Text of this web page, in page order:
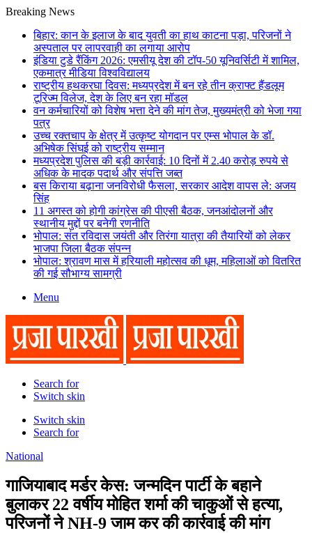
Breaking News
बिहार: कान के इलाज के बाद युवती का हाथ काटना पड़ा, परिजनों ने
अस्पताल पर लापरवाही का लगाया आरोप
इंडिया टुडे रैंकिंग 2026: एमसीयू देश की टॉप-50 यूनिवर्सिटी में शामिल,
एकमात्र मीडिया विश्वविद्यालय
राष्ट्रीय हथकरघा दिवस: मध्यप्रदेश में बन रहे तीन क्राफ्ट हैंडलूम
टूरिज्म विलेज, देश के लिए बन रहा मॉडल
वन कर्मचारियों को विशेष भत्ता देने की मांग तेज, मुख्यमंत्री को भेजा गया
पत्र
उच्च रक्तचाप के क्षेत्र में उत्कृष्ट योगदान पर एम्स भोपाल के डॉ.
अभिषेक सिंघई को राष्ट्रीय सम्मान
मध्यप्रदेश पुलिस की बड़ी कार्रवाई: 10 दिनों में 2.40 करोड़ रुपये से
अधिक के मादक पदार्थ और संपत्ति जब्त
बस किराया बढ़ाना जनविरोधी फैसला, सरकार आदेश वापस ले: अजय
सिंह
11 अगस्त को होगी कांग्रेस की पीएसी बैठक, जनआंदोलनों और
स्थानीय मुद्दों पर बनेगी रणनीति
भोपाल: संत रविदास जयंती और तिरंगा यात्रा की तैयारियों को लेकर
भाजपा जिला बैठक संपन्न
भोपाल: श्रावण मास में हरियाली महोत्सव की धूम, महिलाओं को वितरित
की गई सौभाग्य सामग्री
Menu
Search for
Switch skin
Switch skin
Search for
National
गाजियाबाद मर्डर केस: जन्मदिन पार्टी के बहाने
बुलाकर 22 वर्षीय मोहित शर्मा की चाकुओं से हत्या,
परिजनों ने NH-9 जाम कर की कार्रवाई की मांग